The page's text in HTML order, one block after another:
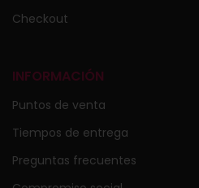
Checkout
INFORMACIÓN
Puntos de venta
Tiempos de entrega
Preguntas frecuentes